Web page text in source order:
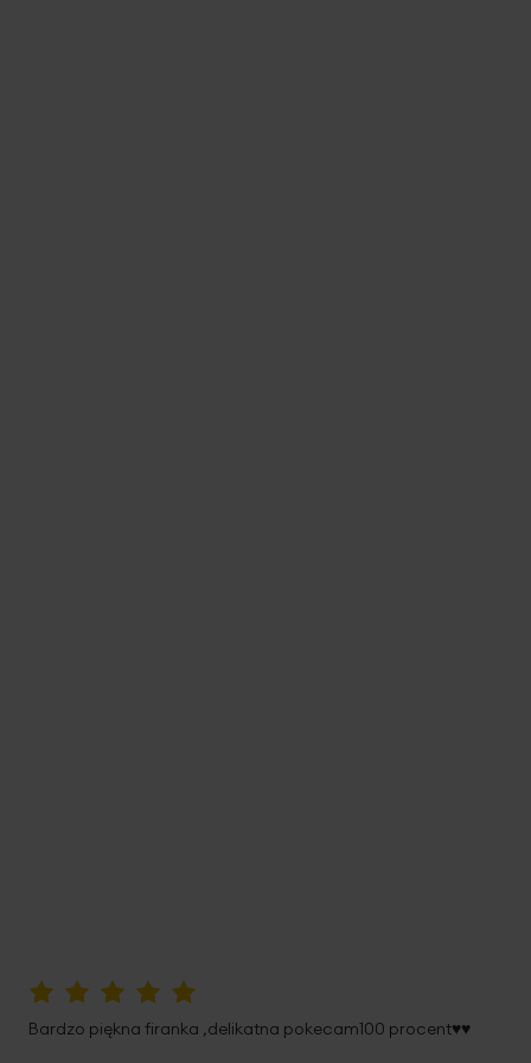
Bardzo piękna firanka ,delikatna pokecam100 procent♥️♥️